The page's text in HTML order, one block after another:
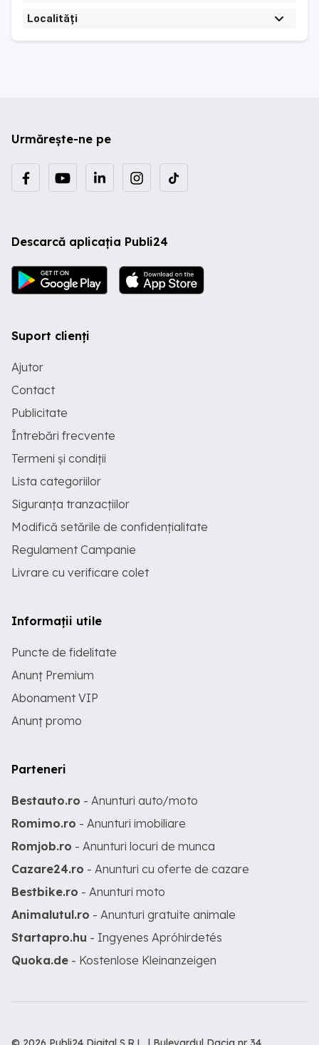
Localități
Urmărește-ne pe
Descarcă aplicația Publi24
Suport clienți
Ajutor
Contact
Publicitate
Întrebări frecvente
Termeni și condiții
Lista categoriilor
Siguranța tranzacțiilor
Modifică setările de confidențialitate
Regulament Campanie
Livrare cu verificare colet
Informații utile
Puncte de fidelitate
Anunț Premium
Abonament VIP
Anunț promo
Parteneri
Bestauto.ro - Anunturi auto/moto
Romimo.ro - Anunturi imobiliare
Romjob.ro - Anunturi locuri de munca
Cazare24.ro - Anunturi cu oferte de cazare
Bestbike.ro - Anunturi moto
Animalutul.ro - Anunturi gratuite animale
Startapro.hu - Ingyenes Apróhirdetés
Quoka.de - Kostenlose Kleinanzeigen